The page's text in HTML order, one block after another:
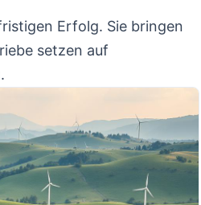
Erfolg. Sie bringen
setzen auf